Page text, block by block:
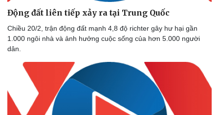
Động đất liên tiếp xảy ra tại Trung Quốc
Chiều 20/2, trận động đất mạnh 4,8 độ richter gây hư hại gần
1.000 ngôi nhà và ảnh hưởng cuộc sống của hơn 5.000 người
dân.